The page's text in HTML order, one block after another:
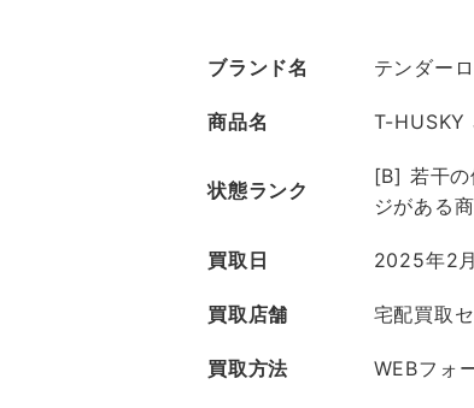
ブランド名 テンダー
商品名 T-HUSKY
状態ランク
[B] 若干の
ジがある
買取日 2025年2
買取店舗 宅配買取
買取方法 WEBフォ